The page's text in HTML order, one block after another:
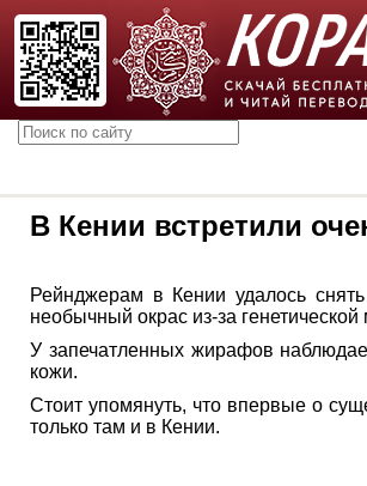
В Кении встретили
Рейнджерам в Кении удалось
необычный окрас из-за генетической
У запечатленных жирафов
кожи.
Стоит упомянуть, что впервые о
только там и в Кении.